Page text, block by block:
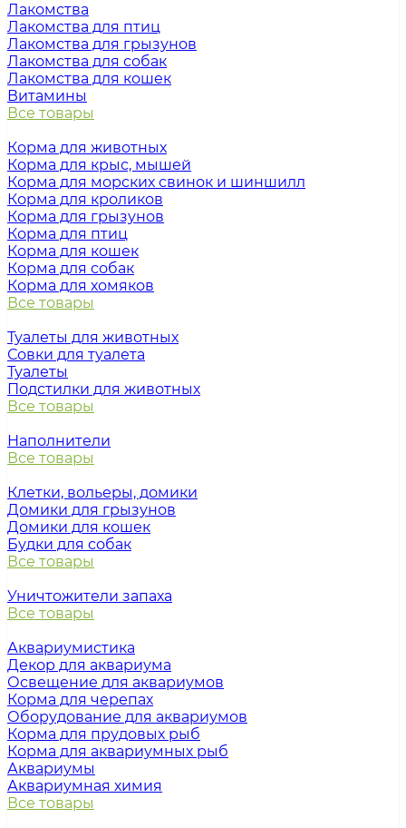
Лакомства
Лакомства для птиц
Лакомства для грызунов
Лакомства для собак
Лакомства для кошек
Витамины
Все товары
Корма для животных
Корма для крыс, мышей
Корма для морских свинок и шиншилл
Корма для кроликов
Корма для грызунов
Корма для птиц
Корма для кошек
Корма для собак
Корма для хомяков
Все товары
Туалеты для животных
Совки для туалета
Туалеты
Подстилки для животных
Все товары
Наполнители
Все товары
Клетки, вольеры, домики
Домики для грызунов
Домики для кошек
Будки для собак
Все товары
Уничтожители запаха
Все товары
Аквариумистика
Декор для аквариума
Освещение для аквариумов
Корма для черепах
Оборудование для аквариумов
Корма для прудовых рыб
Корма для аквариумных рыб
Аквариумы
Аквариумная химия
Все товары